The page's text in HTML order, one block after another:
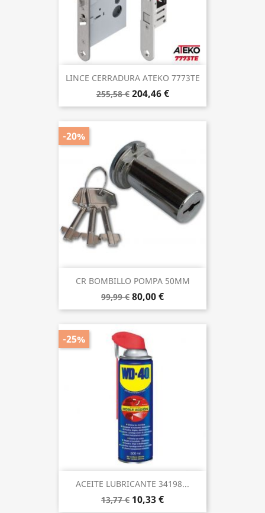
LINCE CERRADURA ATEKO 7773TE
255,58 € 204,46 €
CR BOMBILLO POMPA 50MM
99,99 € 80,00 €
-20%
ACEITE LUBRICANTE 34198...
13,77 € 10,33 €
-25%